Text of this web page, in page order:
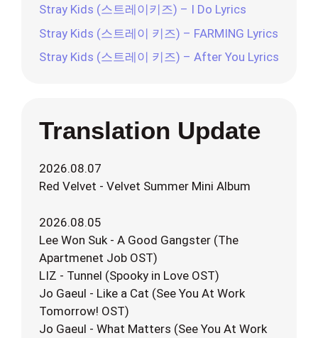
Stray Kids (스트레이키즈) – I Do Lyrics
Stray Kids (스트레이 키즈) – FARMING Lyrics
Stray Kids (스트레이 키즈) – After You Lyrics
Translation Update
2026.08.07
Red Velvet - Velvet Summer Mini Album
2026.08.05
Lee Won Suk - A Good Gangster (The
Apartmenet Job OST)
LIZ - Tunnel (Spooky in Love OST)
Jo Gaeul - Like a Cat (See You At Work
Tomorrow! OST)
Jo Gaeul - What Matters (See You At Work